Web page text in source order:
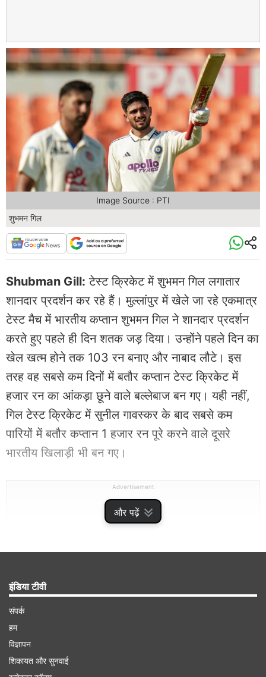
और पढ़ें
शुभमन गिल
Image Source : PTI
Shubman Gill: टेस्ट क्रिकेट में शुभमन गिल लगातार
शानदार प्रदर्शन कर रहे हैं। मुल्लांपुर में खेले जा रहे एकमात्र
टेस्ट मैच में भारतीय कप्तान शुभमन गिल ने शानदार प्रदर्शन
करते हुए पहले ही दिन शतक जड़ दिया। उन्होंने पहले दिन का
खेल खत्म होने तक 103 रन बनाए और नाबाद लौटे। इस
तरह वह सबसे कम दिनों में बतौर कप्तान टेस्ट क्रिकेट में
हजार रन का आंकड़ा छूने वाले बल्लेबाज बन गए। यही नहीं,
गिल टेस्ट क्रिकेट में सुनील गावस्कर के बाद सबसे कम
पारियों में बतौर कप्तान 1 हजार रन पूरे करने वाले दूसरे
भारतीय खिलाड़ी भी बन गए।
Advertisement
एकमात्र टेस्ट मैच के दूसरे दिन शुभमन गिल की नजरें बड़े
इंडिया टीवी
संपर्क
हम
विज्ञापन
शिकायत और सुनवाई